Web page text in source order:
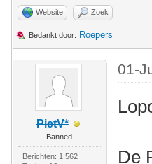
Website Zoek
Bedankt door: Roepers
PietV*
Banned
Berichten: 1.562
01-
De